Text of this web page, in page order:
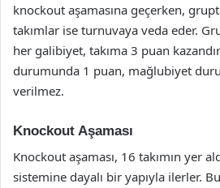
knockout aşamasına geçerken,
takımlar ise turnuvaya veda eder.
her galibiyet, takıma 3 puan
durumunda 1 puan, mağlubiyet
verilmez.
Knockout Aşaması
Knockout aşaması, 16 takımın yer
sistemine dayalı bir yapıyla ilerler.